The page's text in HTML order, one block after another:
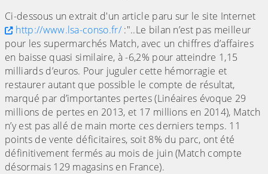
Ci-dessous un extrait d'un article paru sur le site Internet
http://www.lsa-conso.fr/:"..Le bilan n’est pas meilleur
pour les supermarchés Match, avec un chiffres d’affaires
en baisse quasi similaire, à -6,2% pour atteindre 1,15
milliards d’euros. Pour juguler cette hémorragie et
restaurer autant que possible le compte de résultat,
marqué par d’importantes pertes (Linéaires évoque 29
millions de pertes en 2013, et 17 millions en 2014), Match
n’y est pas allé de main morte ces derniers temps. 11
points de vente déficitaires, soit 8% du parc, ont été
définitivement fermés au mois de juin (Match compte
désormais 129 magasins en France).